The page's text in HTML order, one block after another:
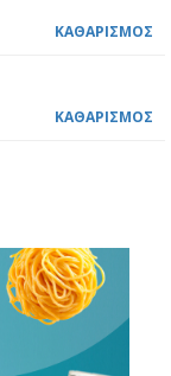
ΚΑΘΑΡΙΣΜΟΣ
ΚΑΘΑΡΙΣΜΟΣ